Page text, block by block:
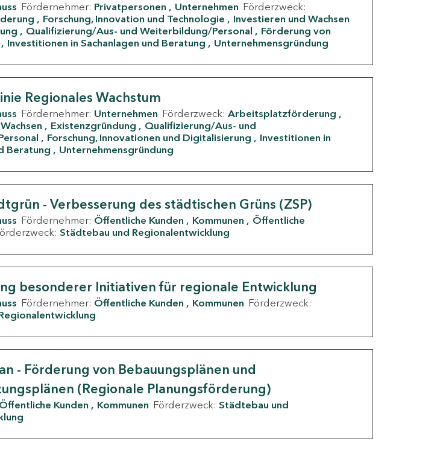
Fördernehmer: Privatpersonen Unternehmen Förderzweck:
Forschung, Innovation und Technologie
Investieren und Wachsen
Qualifizierung/Aus- und Weiterbildung/Personal
Förderung von
Investitionen in Sachanlagen und Beratung Unternehmensgründung
Regionales Wachstum
Fördernehmer: Unternehmen Förderzweck: Arbeitsplatzförderung
Existenzgründung
Qualifizierung/Aus- und
Forschung, Innovationen und Digitalisierung
Investitionen in
Beratung
Unternehmensgründung
- Verbesserung des städtischen Grüns (ZSP)
Fördernehmer: Öffentliche Kunden Kommunen
Öffentliche
Städtebau und Regionalentwicklung
besonderer Initiativen für regionale Entwicklung
Fördernehmer: Öffentliche Kunden Kommunen Förderzweck:
- Förderung von Bebauungsplänen und
(Regionale Planungsförderung)
Öffentliche Kunden Kommunen Förderzweck: Städtebau und